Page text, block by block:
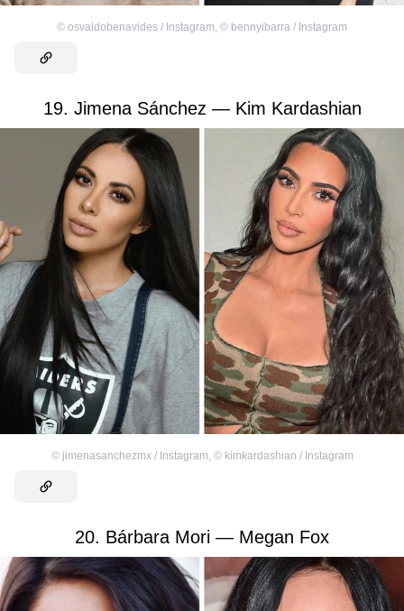
© osvaldobenavides / Instagram, © bennyibarra / Instagram
19. Jimena Sánchez — Kim Kardashian
© jimenasanchezmx / Instagram, © kimkardashian / Instagram
20. Bárbara Mori — Megan Fox